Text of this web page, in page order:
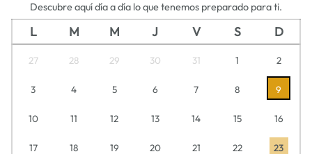
Descubre aquí día a día lo que tenemos preparado para ti.
L M M J V S D
27 28 29 30 31 1 2
3 4 5 6 7 8 9
10 11 12 13 14 15 16
17 18 19 20 21 22 23